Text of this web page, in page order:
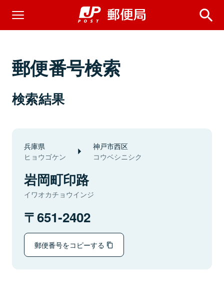
郵便番号検索
検索結果
兵庫県
ヒョウゴケン
神戸市西区
コウベシニシク
岩岡町印路
イワオカチョウインジ
651-2402
郵便番号をコピーする